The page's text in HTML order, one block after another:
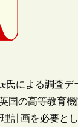
氏による調査デ
国の高等教育
計画を必要と